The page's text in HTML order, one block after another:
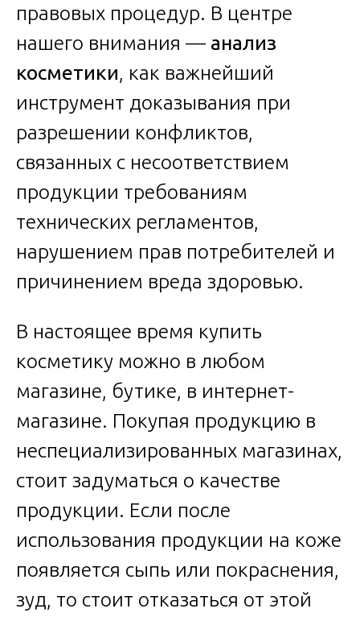
правовых процедур. В центре
нашего внимания — анализ
косметики, как важнейший
инструмент доказывания при
разрешении конфликтов,
связанных с несоответствием
продукции требованиям
технических регламентов,
нарушением прав потребителей и
причинением вреда здоровью.
В настоящее время купить
косметику можно в любом
магазине, бутике, в интернет-
магазине. Покупая продукцию в
неспециализированных магазинах,
стоит задуматься о качестве
продукции. Если после
использования продукции на коже
появляется сыпь или покраснения,
зуд, то стоит отказаться от этой